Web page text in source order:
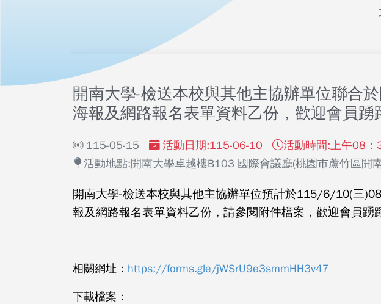
開南大學-檢送本校與其他主協辦單位聯合
海報及網路報名表單資料乙份，歡迎會員踴
115-05-15 活動日期:115-06-10
活動時間:上午08
活動地點:開南大學卓越樓B103 國際會議廳(桃園市蘆竹區開
開南大學-檢送本校與其他主協辦單位預計於115/6/10(三
報及網路報名表單資料乙份，請參閱附件檔案，歡迎會員踴
相關網址： https://forms.gle/jWSrU9e3smmHH3v47
下載檔案：